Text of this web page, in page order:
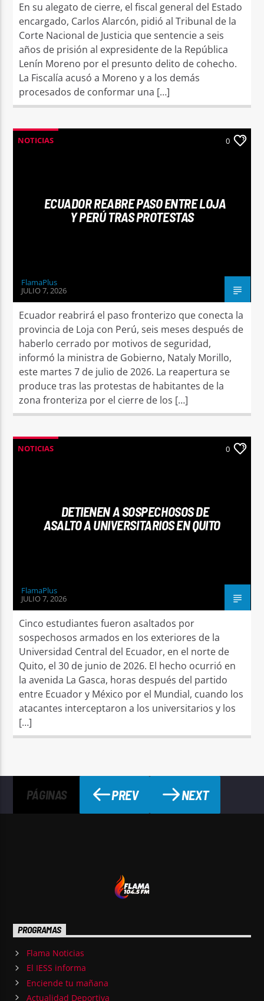
En su alegato de cierre, el fiscal general del Estado
encargado, Carlos Alarcón, pidió al Tribunal de la
Corte Nacional de Justicia que sentencie a seis
años de prisión al expresidente de la República
Lenín Moreno por el presunto delito de cohecho.
La Fiscalía acusó a Moreno y a los demás
procesados de conformar una […]
NOTICIAS 0
ECUADOR REABRE PASO ENTRE LOJA
Y PERÚ TRAS PROTESTAS
FlamaPlus
JULIO 7, 2026
Ecuador reabrirá el paso fronterizo que conecta la
provincia de Loja con Perú, seis meses después de
haberlo cerrado por motivos de seguridad,
informó la ministra de Gobierno, Nataly Morillo,
este martes 7 de julio de 2026. La reapertura se
produce tras las protestas de habitantes de la
zona fronteriza por el cierre de los […]
NOTICIAS 0
DETIENEN A SOSPECHOSOS DE
ASALTO A UNIVERSITARIOS EN QUITO
FlamaPlus
JULIO 7, 2026
Cinco estudiantes fueron asaltados por
sospechosos armados en los exteriores de la
Universidad Central del Ecuador, en el norte de
Quito, el 30 de junio de 2026. El hecho ocurrió en
la avenida La Gasca, horas después del partido
entre Ecuador y México por el Mundial, cuando los
atacantes interceptaron a los universitarios y los
[…]
PÁGINAS PREV NEXT
PROGRAMAS
Flama Noticias
El IESS informa
Enciende tu mañana
Actualidad Deportiva